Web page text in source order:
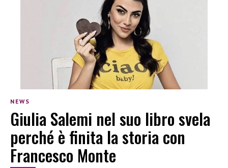
NEWS
Giulia Salemi nel suo libro svela
perché è finita la storia con
Francesco Monte